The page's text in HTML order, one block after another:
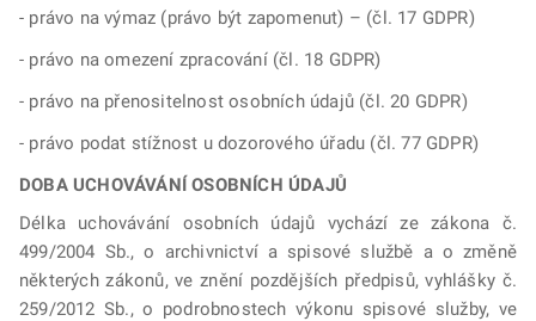
- právo na výmaz (právo být zapomenut) – (čl. 17 GDPR)
- právo na omezení zpracování (čl. 18 GDPR)
- právo na přenositelnost osobních údajů (čl. 20 GDPR)
- právo podat stížnost u dozorového úřadu (čl. 77 GDPR)
DOBA UCHOVÁVÁNÍ OSOBNÍCH ÚDAJŮ
Délka uchovávání osobních údajů vychází ze zákona č.
499/2004 Sb., o archivnictví a spisové službě a o změně
některých zákonů, ve znění pozdějších předpisů, vyhlášky č.
259/2012 Sb., o podrobnostech výkonu spisové služby, ve